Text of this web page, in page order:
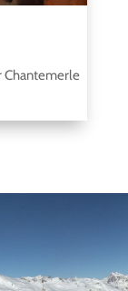
Chantemerle